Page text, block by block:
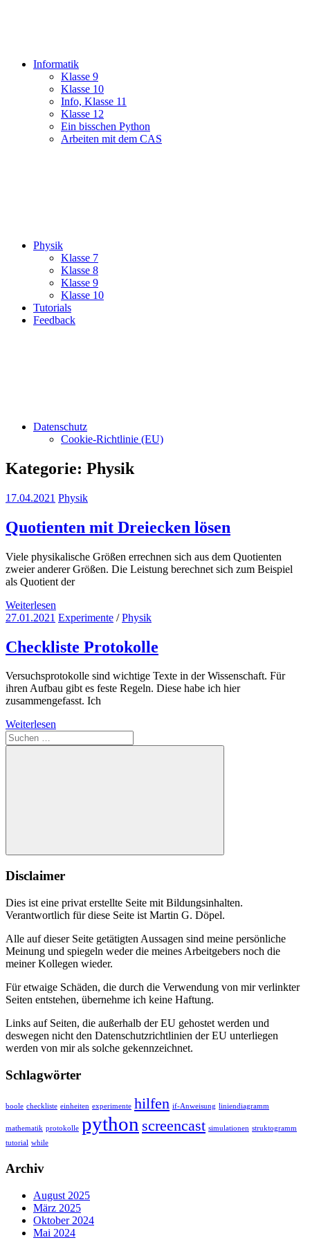
Informatik
Klasse 9
Klasse 10
Info, Klasse 11
Klasse 12
Ein bisschen Python
Arbeiten mit dem CAS
Physik
Klasse 7
Klasse 8
Klasse 9
Klasse 10
Tutorials
Feedback
Datenschutz
Cookie-Richtlinie (EU)
Kategorie: Physik
17.04.2021 Physik
Quotienten mit Dreiecken lösen
Viele physikalische Größen errechnen sich aus dem Quotienten
zweier anderer Größen. Die Leistung berechnet sich zum Beispiel
als Quotient der
Weiterlesen
27.01.2021 Experimente /Physik
Checkliste Protokolle
Versuchsprotokolle sind wichtige Texte in der Wissenschaft. Für
ihren Aufbau gibt es feste Regeln. Diese habe ich hier
zusammengefasst. Ich
Weiterlesen
Suchen
nach:
Suchen
Disclaimer
Dies ist eine privat erstellte Seite mit Bildungsinhalten.
Verantwortlich für diese Seite ist Martin G. Döpel.
Alle auf dieser Seite getätigten Aussagen sind meine persönliche
Meinung und spiegeln weder die meines Arbeitgebers noch die
meiner Kollegen wieder.
Für etwaige Schäden, die durch die Verwendung von mir verlinkter
Seiten entstehen, übernehme ich keine Haftung.
Links auf Seiten, die außerhalb der EU gehostet werden und
deswegen nicht den Datenschutzrichtlinien der EU unterliegen
werden von mir als solche gekennzeichnet.
Schlagwörter
boole checkliste einheiten experimente hilfen if-Anweisung liniendiagramm
mathematik protokolle python screencast simulationen struktogramm
tutorial while
Archiv
August 2025
März 2025
Oktober 2024
Mai 2024